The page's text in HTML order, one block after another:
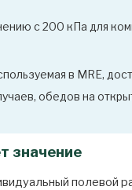
с 200 кПа для
в MRE,
обедов на
значение
полевой